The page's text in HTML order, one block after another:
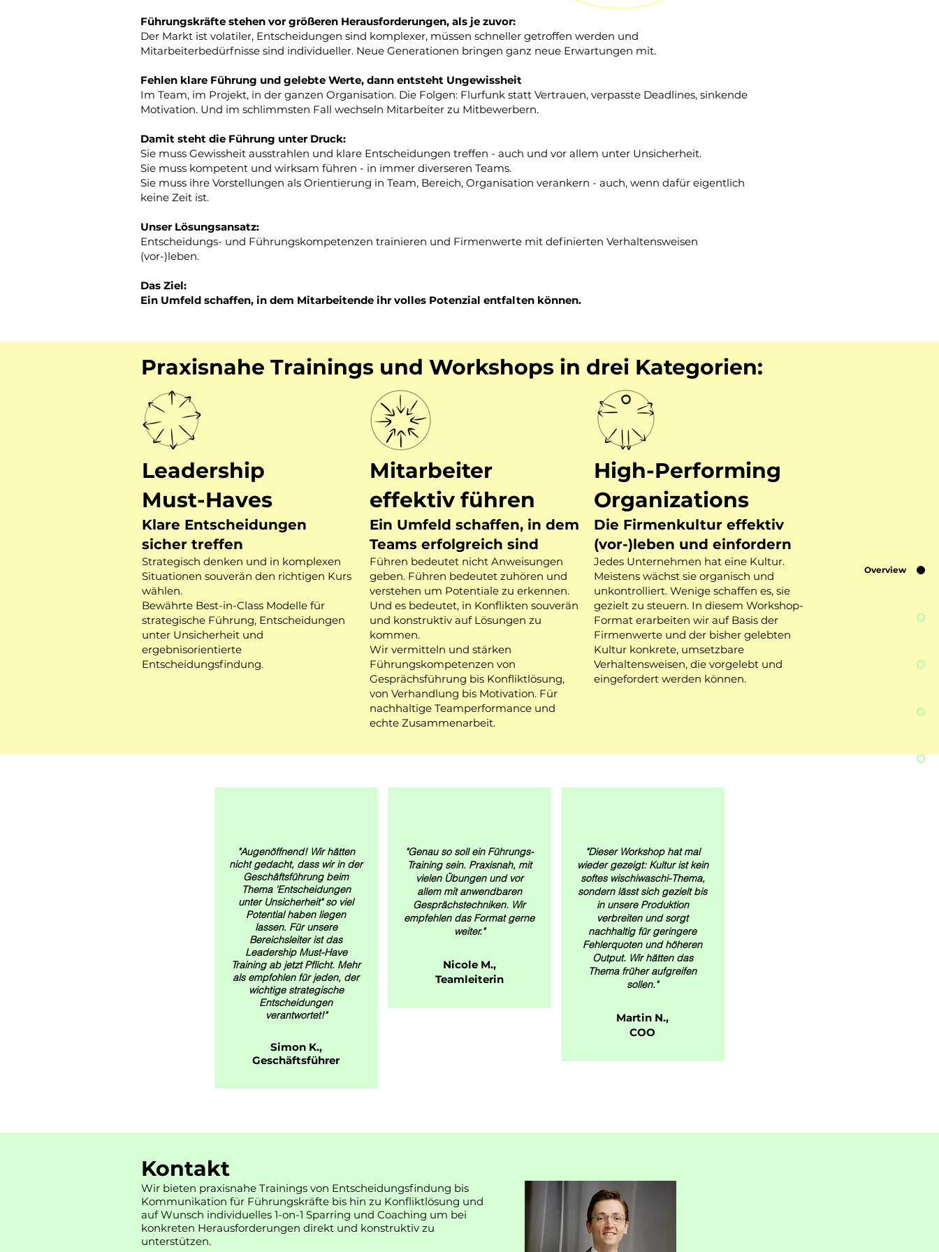
Overview
Führungskräfte stehen vor größeren Herausforderungen, als je zuvor:
Der Markt ist volatiler, Entscheidungen sind komplexer, müssen schneller getroffen werden und
Mitarbeiterbedürfnisse sind individueller. Neue Generationen bringen ganz neue Erwartungen mit.
Fehlen klare Führung und gelebte Werte, dann entsteht Ungewissheit
Im Team, im Projekt, in der ganzen Organisation. Die Folgen: Flurfunk statt Vertrauen, verpasste Deadlines, sinkende
Motivation. Und im schlimmsten Fall wechseln Mitarbeiter zu Mitbewerbern.
Damit steht die Führung unter Druck:
Sie muss Gewissheit ausstrahlen und klare Entscheidungen treffen - auch und vor allem unter Unsicherheit.
Sie muss kompetent und wirksam führen - in immer diverseren Teams.
Sie muss ihre Vorstellungen als Orientierung in Team, Bereich, Organisation verankern - auch, wenn dafür eigentlich
keine Zeit ist.
Unser Lösungsansatz:
Entscheidungs- und Führungskompetenzen trainieren und Firmenwerte mit definierten Verhaltensweisen
(vor-)leben.
Das Ziel:
Ein Umfeld schaffen, in dem Mitarbeitende ihr volles Potenzial entfalten können.
Praxisnahe Trainings und Workshops in drei Kategorien:
Leadership
Must-Haves
Klare Entscheidungen
sicher treffen
Strategisch denken und in komplexen
Situationen souverän den richtigen Kurs
wählen.
Bewährte Best-in-Class Modelle für
strategische Führung, Entscheidungen
unter Unsicherheit und
ergebnisorientierte
Entscheidungsfindung.
Mitarbeiter
effektiv führen
Ein Umfeld schaffen, in dem
Teams erfolgreich sind
Führen bedeutet nicht Anweisungen
geben. Führen bedeutet zuhören und
verstehen um Potentiale zu erkennen.
Und es bedeutet, in Konflikten souverän
und konstruktiv auf Lösungen zu
kommen.
Wir vermitteln und stärken
Führungskompetenzen von
Gesprächsführung bis Konfliktlösung,
von Verhandlung bis Motivation. Für
nachhaltige Teamperformance und
echte Zusammenarbeit.
High-Performing
Organizations
Die Firmenkultur effektiv
(vor-)leben und einfordern
Jedes Unternehmen hat eine Kultur.
Meistens wächst sie organisch und
unkontrolliert. Wenige schaffen es, sie
gezielt zu steuern. In diesem Workshop-
Format erarbeiten wir auf Basis der
Firmenwerte und der bisher gelebten
Kultur konkrete, umsetzbare
Verhaltensweisen, die vorgelebt und
eingefordert werden können.
"Augenöffnend! Wir hätten
nicht gedacht, dass wir in der
Geschäftsführung beim
Thema 'Entscheidungen
unter Unsicherheit" so viel
Potential haben liegen
lassen. Für unsere
Bereichsleiter ist das
Leadership Must-Have
Training ab jetzt Pflicht. Mehr
als empfohlen für jeden, der
wichtige strategische
Entscheidungen
verantwortet!"
Simon K.,
Geschäftsführer
"Genau so soll ein Führungs-
Training sein. Praxisnah, mit
vielen Übungen und vor
allem mit anwendbaren
Gesprächstechniken. Wir
empfehlen das Format gerne
weiter."
Nicole M.,
Teamleiterin
"Dieser Workshop hat mal
wieder gezeigt: Kultur ist kein
softes wischiwaschi-Thema,
sondern lässt sich gezielt bis
in unsere Produktion
verbreiten und sorgt
nachhaltig für geringere
Fehlerquoten und höheren
Output. Wir hätten das
Thema früher aufgreifen
sollen."
Martin N.,
COO
Kontakt
Wir bieten praxisnahe Trainings von Entscheidungsfindung bis
Kommunikation für Führungskräfte bis hin zu Konfliktlösung und
auf Wunsch individuelles 1-on-1 Sparring und Coaching um bei
konkreten Herausforderungen direkt und konstruktiv zu
unterstützen.